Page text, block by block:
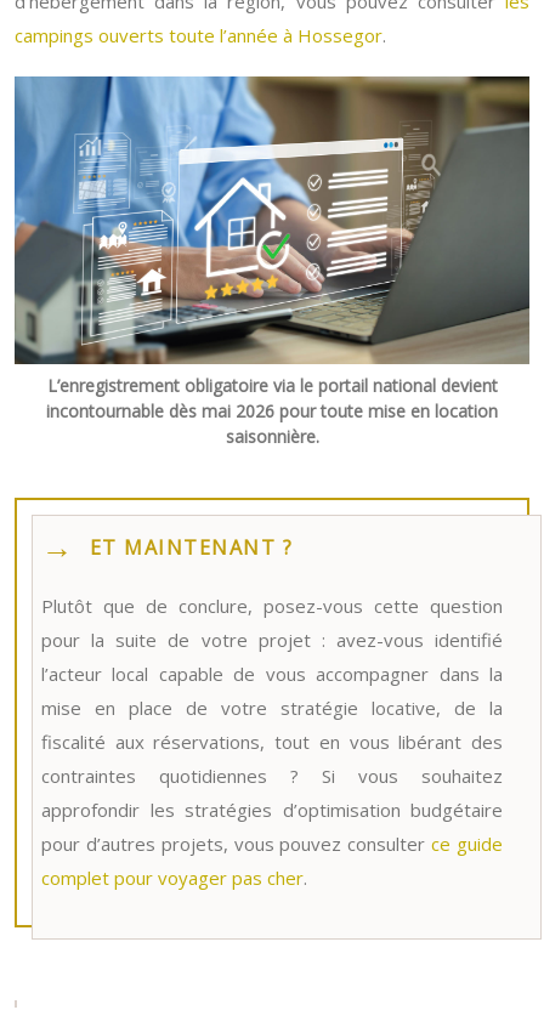
campings ouverts toute l’année à Hossegor.
L’enregistrement obligatoire via le portail national devient
incontournable dès mai 2026 pour toute mise en location
saisonnière.
ET MAINTENANT ?
Plutôt que de conclure, posez-vous cette question
pour la suite de votre projet : avez-vous identifié
l’acteur local capable de vous accompagner dans la
mise en place de votre stratégie locative, de la
fiscalité aux réservations, tout en vous libérant des
contraintes quotidiennes ? Si vous souhaitez
approfondir les stratégies d’optimisation budgétaire
pour d’autres projets, vous pouvez consulterce guide
complet pour voyager pas cher.